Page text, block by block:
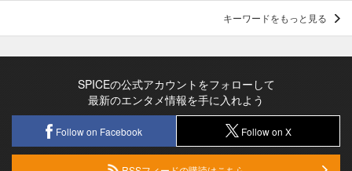
キーワードをもっと見る
SPICEの公式アカウントをフォローして
最新のエンタメ情報を手に入れよう
Follow on Facebook Follow on X